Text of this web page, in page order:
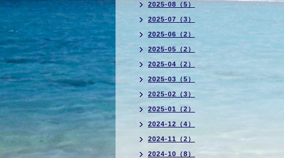
2025-08（5）
2025-07（3）
2025-06（2）
2025-05（2）
2025-04（2）
2025-03（5）
2025-02（3）
2025-01（2）
2024-12（4）
2024-11（2）
2024-10（8）